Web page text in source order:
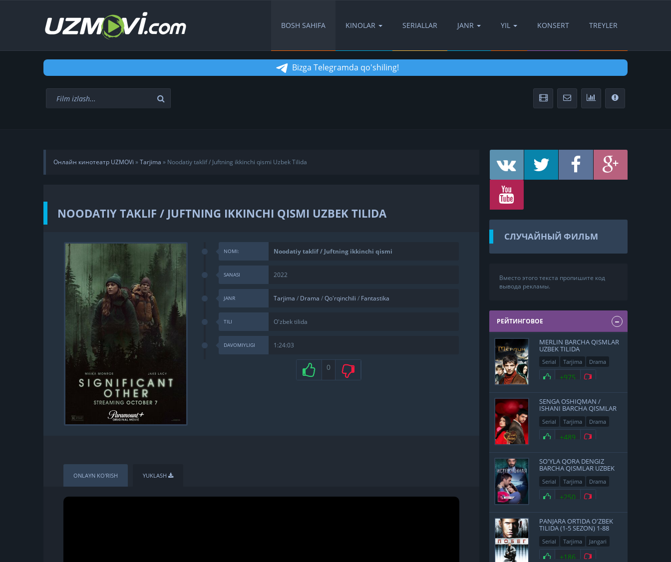
BOSH SAHIFA KINOLAR SERIALLAR JANR YIL KONSERT TREYLER
Bizga Telegramda qo'shiling!
Онлайн кинотеатр UZMOVi »Tarjima » Noodatiy taklif / Juftning ikkinchi qismi Uzbek Tilida
NOODATIY TAKLIF / JUFTNING IKKINCHI QISMI UZBEK TILIDA
NOMI: Noodatiy taklif / Juftning ikkinchi qismi
SANASI 2022
JANR Tarjima / Drama /Qo'rqinchili / Fantastika
TILI O'zbek tilida
DAVOMIYLIGI 1:24:03
0
ONLAYN KO'RISH YUKLASH
СЛУЧАЙНЫЙ ФИЛЬМ
Вместо этого текста пропишите код
вывода рекламы.
РЕЙТИНГОВОЕ
MERLIN BARCHA QISMLAR
UZBEK TILIDA
Serial Tarjima
Drama
Sarguzasht
+975
SENGA OSHIQMAN /
ISHANI BARCHA QISMLAR
UZBEK TILIDA
Serial Tarjima
Drama
Hind
+489
SO'YLA QORA DENGIZ
BARCHA QISMLAR UZBEK
TILIDA
Serial Tarjima
Drama
Turk
+250
PANJARA ORTIDA O'ZBEK
TILIDA (1-5 SEZON) 1-88
QISM HD
Serial Tarjima
Jangari
Drama
+186